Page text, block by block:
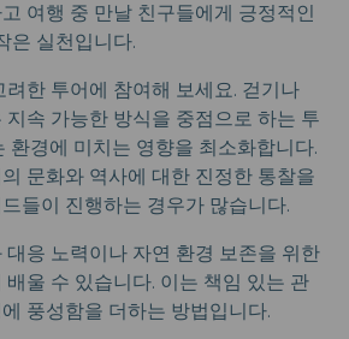
여행 중 만날 친구들에게 긍정적인
은 실천입니다.
려한 투어에 참여해 보세요. 걷기나
지속 가능한 방식을 중점으로 하는 투
환경에 미치는 영향을 최소화합니다.
문화와 역사에 대한 진정한 통찰을
들이 진행하는 경우가 많습니다.
대응 노력이나 자연 환경 보존을 위한
울 수 있습니다. 이는 책임 있는 관
풍성함을 더하는 방법입니다.